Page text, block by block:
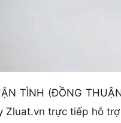
TÌNH (ĐỒNG
Zluat.vn trực tiếp hỗ